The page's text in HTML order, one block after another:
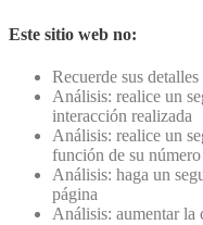
Este sitio web no:
Recuerde sus
Análisis: realice un
interacción realizada
Análisis: realice un
función de su
Análisis: haga un
página
Análisis: aumentar la